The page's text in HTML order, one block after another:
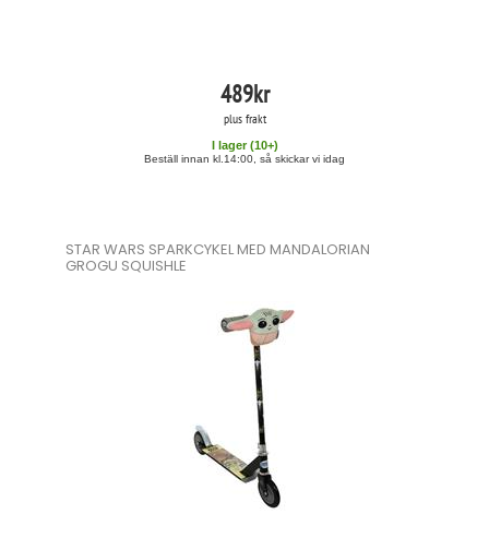
489kr
plus frakt
I lager (10+)
Beställ innan kl.14:00, så skickar vi idag
STAR WARS SPARKCYKEL MED MANDALORIAN
GROGU SQUISHLE